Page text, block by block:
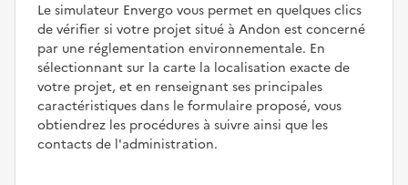
Le simulateur Envergo vous permet en quelques clics
de vérifier si votre projet situé à Andon est concerné
par une réglementation environnementale. En
sélectionnant sur la carte la localisation exacte de
votre projet, et en renseignant ses principales
caractéristiques dans le formulaire proposé, vous
obtiendrez les procédures à suivre ainsi que les
contacts de l'administration.